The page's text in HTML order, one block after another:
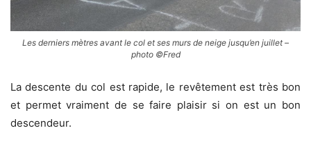
Les derniers mètres avant le col et ses murs de neige jusqu’en juillet –
photo ©Fred
La descente du col est rapide, le revêtement est très bon
et permet vraiment de se faire plaisir si on est un bon
descendeur.